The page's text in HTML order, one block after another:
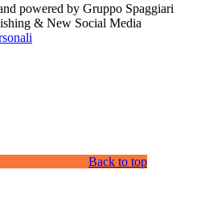
powered by Gruppo Spaggiari
& New Social Media
Back to top